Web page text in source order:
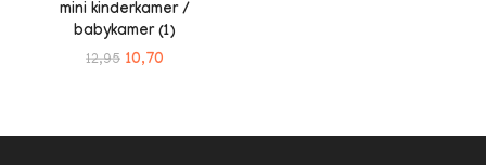
mini kinderkamer /
babykamer (1)
12,95 10,70